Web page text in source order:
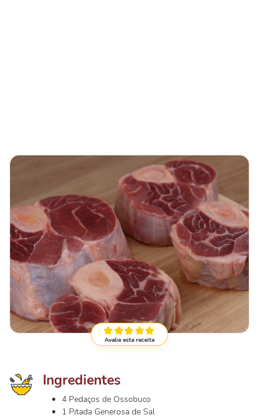
Avalie esta receita
Ingredientes
4 Pedaços de Ossobuco
1 Pitada Generosa de Sal